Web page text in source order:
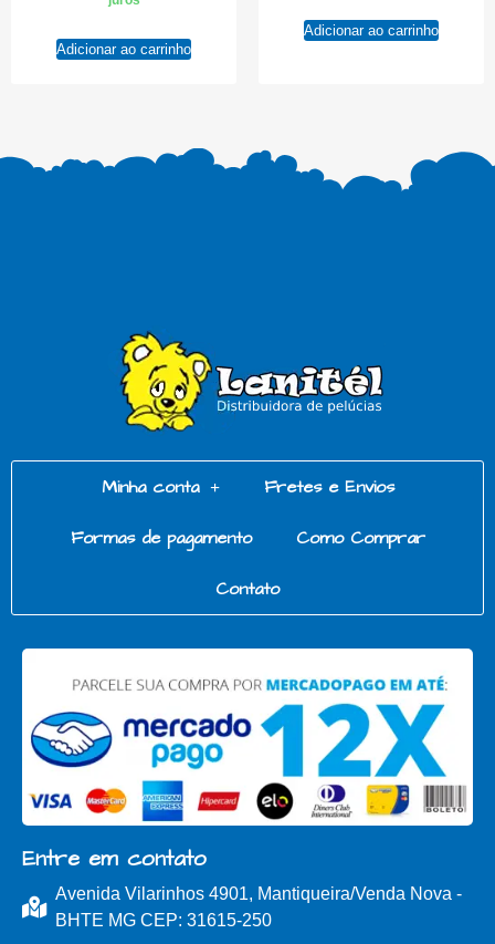
Adicionar ao carrinho
Adicionar ao carrinho
Minha conta Fretes e Envios
Formas de pagamento Como Comprar
Contato
Entre em contato
Avenida Vilarinhos 4901, Mantiqueira/Venda Nova -
BHTE MG CEP: 31615-250